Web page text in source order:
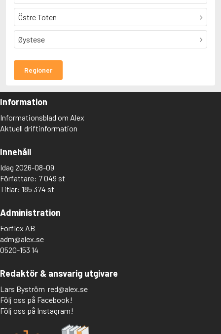
Östre Toten
Øystese
Regioner
Information
Informationsblad om Alex
Aktuell driftinformation
Innehåll
Idag 2026-08-09
Författare: 7 049 st
Titlar: 185 374 st
Administration
Forflex AB
adm@alex.se
0520-153 14
Redaktör & ansvarig utgivare
Lars Byström red@alex.se
Följ oss på Facebook!
Följ oss på Instagram!